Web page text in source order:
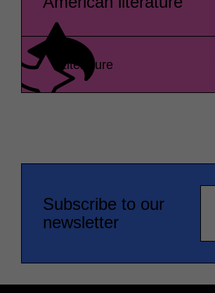
Literature
Subscribe to our
newsletter